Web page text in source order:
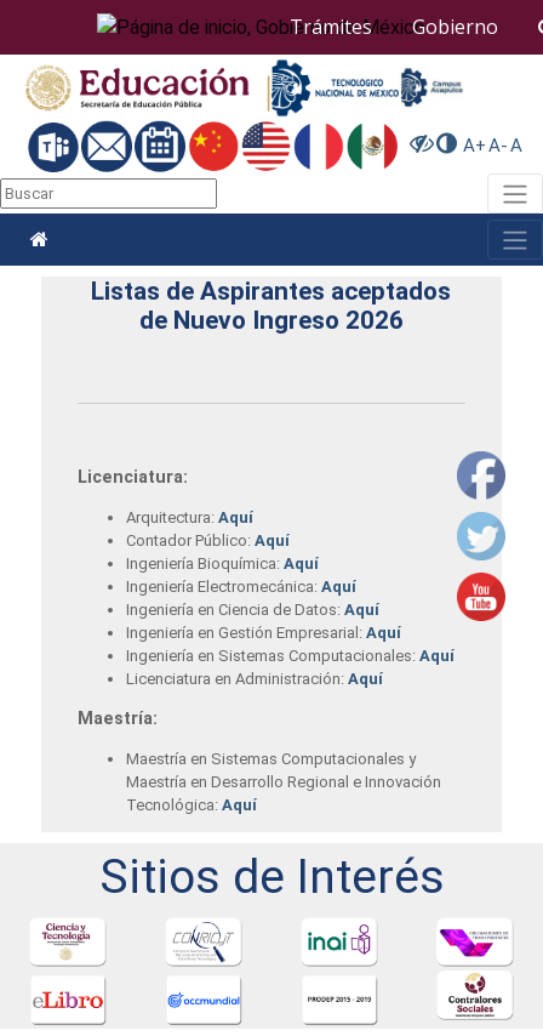
sitio
web
incluye
sistema
accesibilidad.
Trámites Gobierno
A+A-A
Listas de Aspirantes aceptados
de Nuevo Ingreso 2026
Licenciatura:
Arquitectura: Aquí
Contador Público: Aquí
Ingeniería Bioquímica: Aquí
Ingeniería Electromecánica: Aquí
Ingeniería en Ciencia de Datos: Aquí
Ingeniería en Gestión Empresarial: Aquí
Ingeniería en Sistemas Computacionales: Aquí
Licenciatura en Administración: Aquí
Maestría:
Maestría en Sistemas Computacionales y
Maestría en Desarrollo Regional e Innovación
Tecnológica: Aquí
Sitios de Interés